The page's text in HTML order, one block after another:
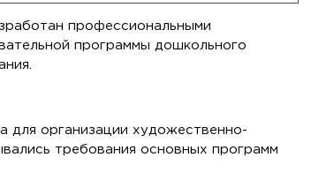
профессиональными
программы дошкольного
для организации художественно-
требования основных программ